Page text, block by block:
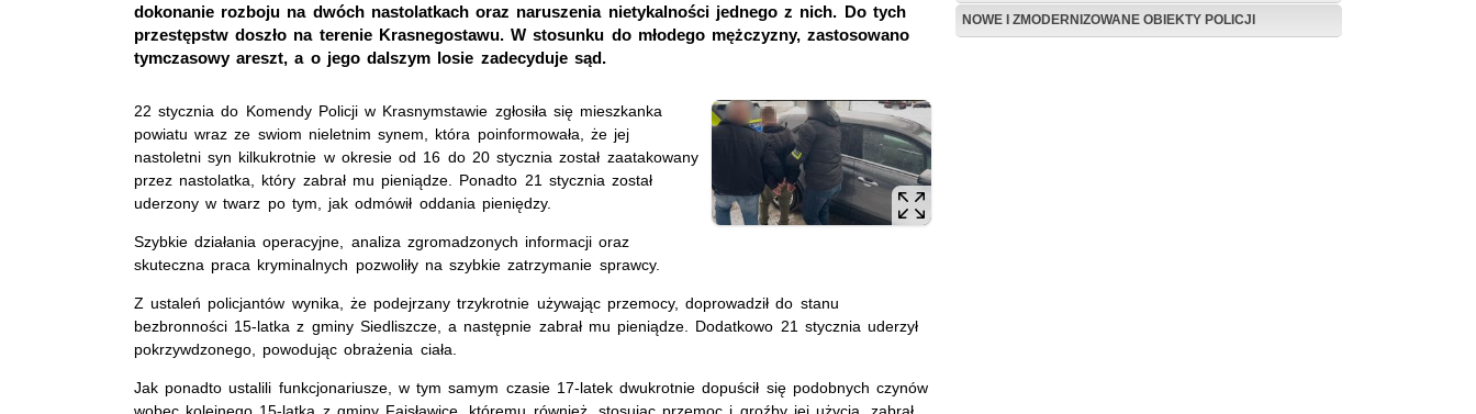
dokonanie rozboju na dwóch nastolatkach oraz naruszenia nietykalności jednego z nich. Do tych
przestępstw doszło na terenie Krasnegostawu. W stosunku do młodego mężczyzny, zastosowano
tymczasowy areszt, a o jego dalszym losie zadecyduje sąd.
22 stycznia do Komendy Policji w Krasnymstawie zgłosiła się mieszkanka
powiatu wraz ze swiom nieletnim synem, która poinformowała, że jej
nastoletni syn kilkukrotnie w okresie od 16 do 20 stycznia został zaatakowany
przez nastolatka, który zabrał mu pieniądze. Ponadto 21 stycznia został
uderzony w twarz po tym, jak odmówił oddania pieniędzy.
Szybkie działania operacyjne, analiza zgromadzonych informacji oraz
skuteczna praca kryminalnych pozwoliły na szybkie zatrzymanie sprawcy.
Z ustaleń policjantów wynika, że podejrzany trzykrotnie używając przemocy, doprowadził do stanu
bezbronności 15-latka z gminy Siedliszcze, a następnie zabrał mu pieniądze. Dodatkowo 21 stycznia uderzył
pokrzywdzonego, powodując obrażenia ciała.
Jak ponadto ustalili funkcjonariusze, w tym samym czasie 17-latek dwukrotnie dopuścił się podobnych czynów
NOWE I ZMODERNIZOWANE OBIEKTY POLICJI